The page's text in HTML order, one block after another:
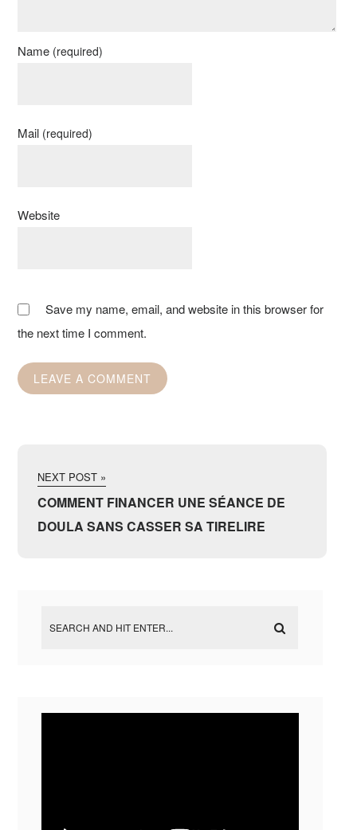
Name (required)
Mail (required)
Website
Save my name, email, and website in this browser for
the next time I comment.
NEXT POST »
COMMENT FINANCER UNE SÉANCE DE
DOULA SANS CASSER SA TIRELIRE